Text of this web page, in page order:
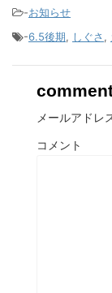
-お知らせ
-6.5後期, しぐさ ,
メールアドレ
コメント